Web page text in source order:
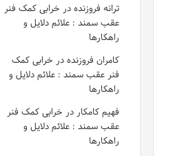
ترانه فروزندهدر خرابی کمک فنر
عقب سمند : علائم دلایل و
راهکارها
کامران فروزندهدر خرابی کمک
فنر عقب سمند : علائم دلایل و
راهکارها
فهیم کامکار در خرابی کمک فنر
عقب سمند : علائم دلایل و
راهکارها